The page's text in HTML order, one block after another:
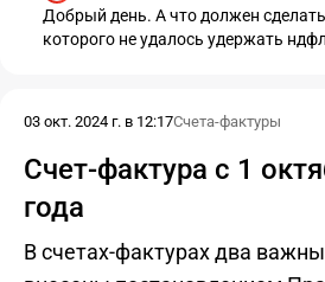
Добрый день. А что должен
которого не удалось удержать
03 окт. 2024 г. в 12:17Счета-фактуры
Счет-фактура с 1
года
В счетах-фактурах два